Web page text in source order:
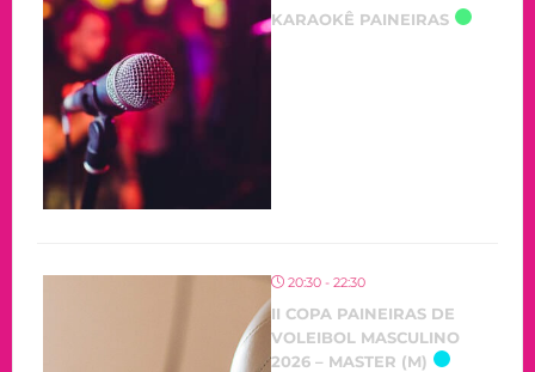
KARAOKÊ PAINEIRAS
20:30 - 22:30
II COPA PAINEIRAS DE
VOLEIBOL MASCULINO
2026 – MASTER (M)